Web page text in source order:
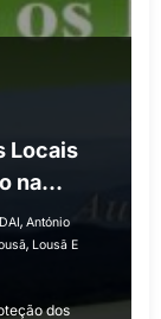
Locais
na
, António
, Lousã E
dos